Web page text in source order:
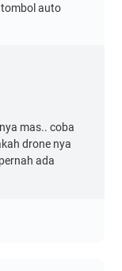
auto
mas.. coba
drone nya
ada